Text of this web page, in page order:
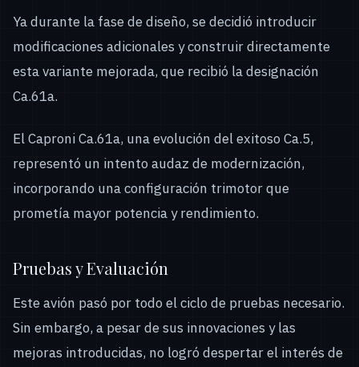
Ya durante la fase de diseño, se decidió introducir
modificaciones adicionales y construir directamente
esta variante mejorada, que recibió la designación
Ca.61a.
El Caproni Ca.61a, una evolución del exitoso Ca.5,
representó un intento audaz de modernización,
incorporando una configuración trimotor que
prometía mayor potencia y rendimiento.
Pruebas y Evaluación
Este avión pasó por todo el ciclo de pruebas necesario.
Sin embargo, a pesar de sus innovaciones y las
mejoras introducidas, no logró despertar el interés de